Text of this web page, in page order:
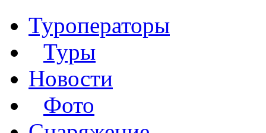
Туроператоры
Туры
Новости
Фото